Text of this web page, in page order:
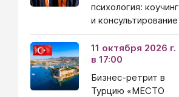
психология: коучинг
и консультирование
11 октября 2026 г.
в 17:00
Бизнес-ретрит в
Турцию «МЕСТО